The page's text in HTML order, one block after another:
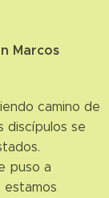
Marcos
camino de
discípulos se
puso a
estamos